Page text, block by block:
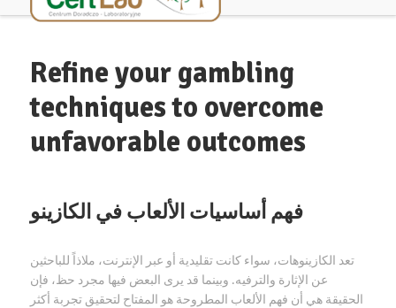
Refine your gambling
techniques to overcome
unfavorable outcomes
فهم أساسيات الألعاب في الكازينو
تعد الكازينوهات، سواء كانت تقليدية أو عبر الإنترنت، ملاذاً للباحثين
عن الإثارة والترفيه. وبينما قد يرى البعض فيها مجرد حظ، فإن
الحقيقة هي أن فهم الألعاب المطروحة هو المفتاح لتحقيق تجربة أكثر